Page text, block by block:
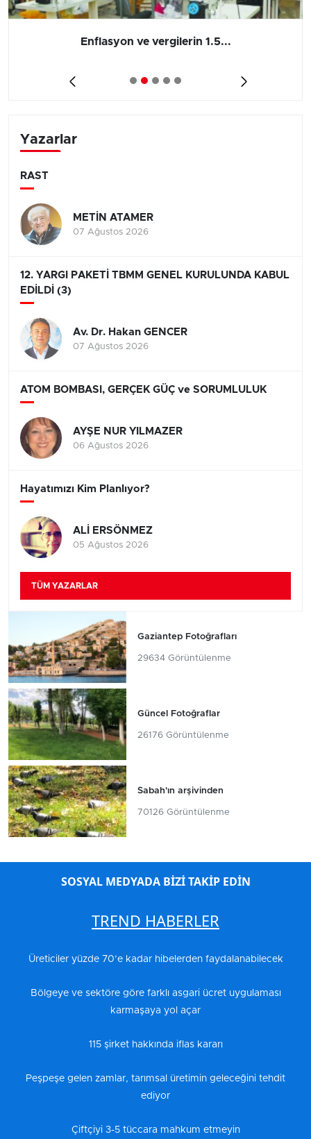
Enflasyon ve vergilerin 1.5...
Yazarlar
RAST
METİN ATAMER
07 Ağustos 2026
12. YARGI PAKETİ TBMM GENEL KURULUNDA KABUL
EDİLDİ (3)
Av. Dr. Hakan GENCER
07 Ağustos 2026
ATOM BOMBASI, GERÇEK GÜÇ ve SORUMLULUK
AYŞE NUR YILMAZER
06 Ağustos 2026
Hayatımızı Kim Planlıyor?
ALİ ERSÖNMEZ
05 Ağustos 2026
TÜM YAZARLAR
Gaziantep Fotoğrafları
29634 Görüntülenme
Güncel Fotoğraflar
26176 Görüntülenme
Sabah'ın arşivinden
70126 Görüntülenme
SOSYAL MEDYADA BİZİ TAKİP EDİN
TREND HABERLER
Üreticiler yüzde 70’e kadar hibelerden faydalanabilecek
Bölgeye ve sektöre göre farklı asgari ücret uygulaması
karmaşaya yol açar
115 şirket hakkında iflas kararı
Peşpeşe gelen zamlar, tarımsal üretimin geleceğini tehdit
ediyor
Çiftçiyi 3-5 tüccara mahkum etmeyin